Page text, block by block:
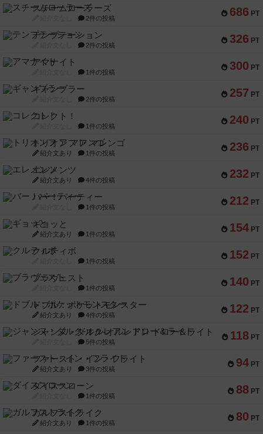
686 PT
スチームローラーズ
2件の投稿
326 PT
テンプテーション
2件の投稿
300 PT
アマナイト
1件の投稿
257 PT
ギャンブラー
2件の投稿
240 PT
コレクト！
1件の投稿
236 PT
トリオンフ ア マレンゴ
紹介文あり 1件の投稿
232 PT
エレメンツ
紹介文あり 4件の投稿
212 PT
バー！パーティー
1件の投稿
154 PT
ギョッと
紹介文あり 1件の投稿
152 PT
クルティボ
1件の投稿
140 PT
ブラヴェスト
1件の投稿
122 PT
ドブル：ポケットモンスター
紹介文あり 4件の投稿
118 PT
ジャンヌ・ダルク-オルレアン ドロー＆ライト
5件の投稿
94 PT
ファースト・イン・フライト
紹介文あり 3件の投稿
88 PT
ダイススローン
1件の投稿
80 PT
ガルフストライク
紹介文あり 1件の投稿